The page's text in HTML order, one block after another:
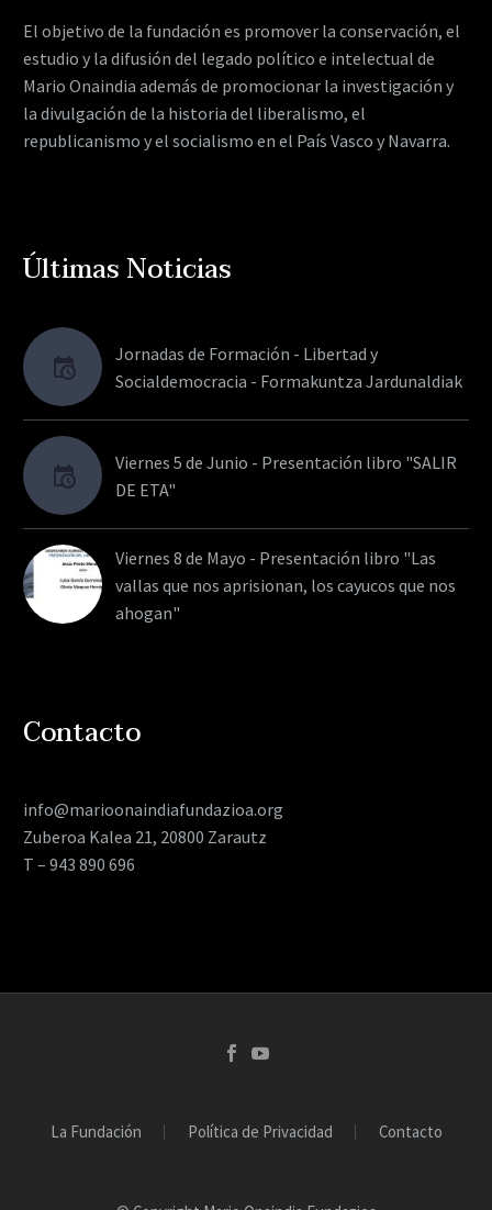
El objetivo de la fundación es promover la conservación, el
estudio y la difusión del legado político e intelectual de
Mario Onaindia además de promocionar la investigación y
la divulgación de la historia del liberalismo, el
republicanismo y el socialismo en el País Vasco y Navarra.
Últimas Noticias
Jornadas de Formación - Libertad y
Socialdemocracia - Formakuntza Jardunaldiak
Viernes 5 de Junio - Presentación libro "SALIR
DE ETA"
Viernes 8 de Mayo - Presentación libro "Las
vallas que nos aprisionan, los cayucos que nos
ahogan"
Contacto
info@marioonaindiafundazioa.org
Zuberoa Kalea 21, 20800 Zarautz
T – 943 890 696
La Fundación Política de Privacidad Contacto